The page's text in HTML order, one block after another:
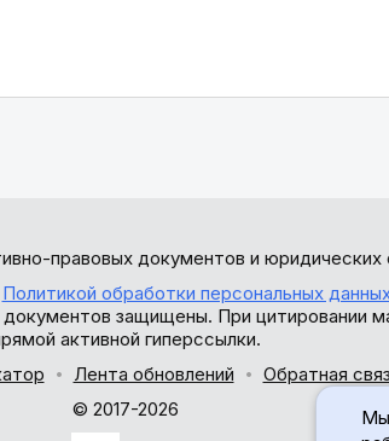
правовых документов и юридических
Политикой обработки персональных
защищены. При цитировании
активной гиперссылки.
Лента обновлений
Обратная
© 2017-2026
Мы